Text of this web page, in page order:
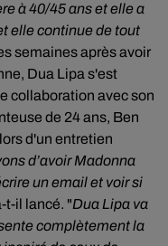
à 40/45 ans et elle a
elle continue de tout
semaines après avoir
Dua Lipa s'est
collaboration avec son
de 24 ans, Ben
d'un entretien
d’avoir Madonna
un email et voir si
t-il lancé. "Dua Lipa va
complètement la